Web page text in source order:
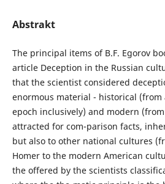
Abstrakt
The principal items of B.F. Egorov
article Deception in the Russian
that the scientist considered
enormous material - historical
epoch inclusively) and modern
attracted for com-parison facts,
but also to other national cultures
Homer to the modern American
the offered by the scientists